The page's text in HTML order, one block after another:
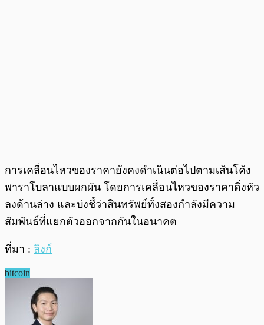
การเคลื่อนไหวของราคายังคงดำเนินต่อไปตามเส้นโค้ง
พาราโบลาแบบผกผัน โดยการเคลื่อนไหวของราคาดิ่งหัว
ลงด้านล่าง และบ่งชี้ว่าสินทรัพย์ทั้งสองกำลังมีความ
สัมพันธ์ที่แยกตัวออกจากกันในอนาคต
ที่มา : ลิงก์
bitcoin